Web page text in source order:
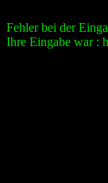
Fehler bei der
Ihre Eingabe war :